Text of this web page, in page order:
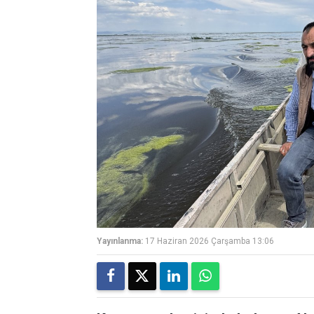
Yayınlanma: 17 Haziran 2026 Çarşamba 13:06